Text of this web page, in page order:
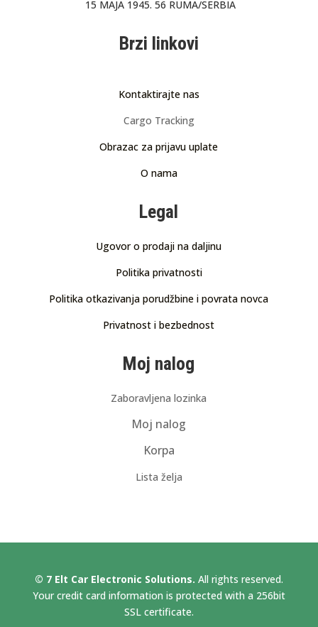
15 MAJA 1945. 56 RUMA/SERBIA
Brzi linkovi
Kontaktirajte nas
Cargo Tracking
Obrazac za prijavu uplate
O nama
Legal
Ugovor o prodaji na daljinu
Politika privatnosti
Politika otkazivanja porudžbine i povrata novca
Privatnost i bezbednost
Moj nalog
Zaboravljena lozinka
Moj nalog
Korpa
Lista želja
© 7 Elt Car Electronic Solutions. All rights reserved.
Your credit card information is protected with a 256bit
SSL certificate.